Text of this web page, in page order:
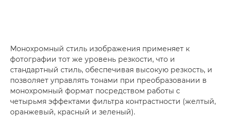
Монохромный стиль изображения применяет к
фотографии тот же уровень резкости, что и
стандартный стиль, обеспечивая высокую резкость, и
позволяет управлять тонами при преобразовании в
монохромный формат посредством работы с
четырьмя эффектами фильтра контрастности (желтый,
оранжевый, красный и зеленый).